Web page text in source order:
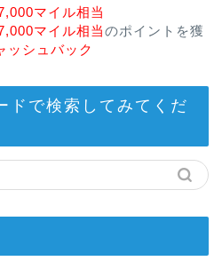
マイル相当
マイル相当のポイントを獲
ッシュバック
ドで検索してみてくだ